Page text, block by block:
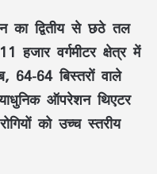
काद्वितीय से छठे तल
11 हजार वर्गमीटर क्षेत्रमें
, 64-64 बिस्तरों वाले
ऑपरेशन थिएटर
कोउच्च स्तरीय